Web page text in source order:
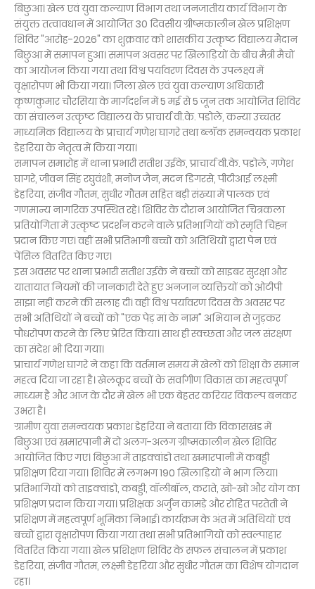
बिछुआ। खेल एवं युवा कल्याण विभाग तथा जनजातीय कार्य विभाग के
संयुक्त तत्वावधान में आयोजित 30 दिवसीय ग्रीष्मकालीन खेल प्रशिक्षण
शिविर "आरोह-2026" का शुक्रवार को शासकीय उत्कृष्ट विद्यालय मैदान
बिछुआ में समापन हुआ। समापन अवसर पर खिलाड़ियों के बीच मैत्री मैचों
का आयोजन किया गया तथा विश्व पर्यावरण दिवस के उपलक्ष्य में
वृक्षारोपण भी किया गया। जिला खेल एवं युवा कल्याण अधिकारी
कृष्णकुमार चौरसिया के मार्गदर्शन में 5 मई से 5 जून तक आयोजित शिविर
का संचालन उत्कृष्ट विद्यालय के प्राचार्य वी.के. पडोले, कन्या उच्चतर
माध्यमिक विद्यालय के प्राचार्य गणेश घागरे तथा ब्लॉक समन्वयक प्रकाश
डेहरिया के नेतृत्व में किया गया।
समापन समारोह में थाना प्रभारी सतीश उईके, प्राचार्य वी.के. पडोले, गणेश
घागरे, जीवन सिंह रघुवंशी, मनोज जैन, मदन डिगरसे, पीटीआई लक्ष्मी
डेहरिया, संजीव गौतम, सुधीर गौतम सहित बड़ी संख्या में पालक एवं
गणमान्य नागरिक उपस्थित रहे। शिविर के दौरान आयोजित चित्रकला
प्रतियोगिता में उत्कृष्ट प्रदर्शन करने वाले प्रतिभागियों को स्मृति चिह्न
प्रदान किए गए। वहीं सभी प्रतिभागी बच्चों को अतिथियों द्वारा पेन एवं
पेंसिल वितरित किए गए।
इस अवसर पर थाना प्रभारी सतीश उईके ने बच्चों को साइबर सुरक्षा और
यातायात नियमों की जानकारी देते हुए अनजान व्यक्तियों को ओटीपी
साझा नहीं करने की सलाह दी। वहीं विश्व पर्यावरण दिवस के अवसर पर
सभी अतिथियों ने बच्चों को "एक पेड़ मां के नाम" अभियान से जुड़कर
पौधरोपण करने के लिए प्रेरित किया। साथ ही स्वच्छता और जल संरक्षण
का संदेश भी दिया गया।
प्राचार्य गणेश घागरे ने कहा कि वर्तमान समय में खेलों को शिक्षा के समान
महत्व दिया जा रहा है। खेलकूद बच्चों के सर्वांगीण विकास का महत्वपूर्ण
माध्यम है और आज के दौर में खेल भी एक बेहतर करियर विकल्प बनकर
उभरा है।
ग्रामीण युवा समन्वयक प्रकाश डेहरिया ने बताया कि विकासखंड में
बिछुआ एवं खमारपानी में दो अलग-अलग ग्रीष्मकालीन खेल शिविर
आयोजित किए गए। बिछुआ में ताइक्वांडो तथा खमारपानी में कबड्डी
प्रशिक्षण दिया गया। शिविर में लगभग 190 खिलाड़ियों ने भाग लिया।
प्रतिभागियों को ताइक्वांडो, कबड्डी, वॉलीबॉल, कराते, खो-खो और योग का
प्रशिक्षण प्रदान किया गया। प्रशिक्षक अर्जुन कामड़े और रोहित परतेती ने
प्रशिक्षण में महत्वपूर्ण भूमिका निभाई। कार्यक्रम के अंत में अतिथियों एवं
बच्चों द्वारा वृक्षारोपण किया गया तथा सभी प्रतिभागियों को स्वल्पाहार
वितरित किया गया। खेल प्रशिक्षण शिविर के सफल संचालन में प्रकाश
डेहरिया, संजीव गौतम, लक्ष्मी डेहरिया और सुधीर गौतम का विशेष योगदान
रहा।